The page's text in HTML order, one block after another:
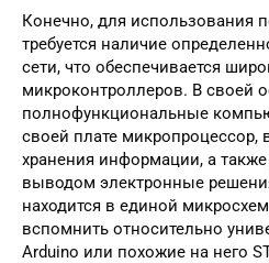
Конечно, для использования
требуется наличие
сети, что обеспечивается
микроконтроллеров. В своей
полнофункциональные
своей плате микропроцессор,
хранения информации, а
выводом электронные
находится в единой
вспомнить относительно
Arduino или похожие на него